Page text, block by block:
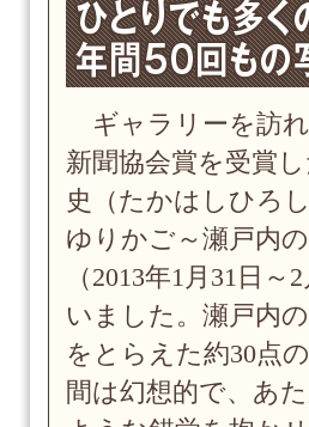
ギャラリーを訪
新聞協会賞を受賞
史（たかはしひろ
ゆりかご～瀬戸内
（2013年1月31日
いました。瀬戸内
をとらえた約30点
間は幻想的で、あ